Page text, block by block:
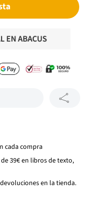
cada compra
39€ en libros de texto,
en la tienda.